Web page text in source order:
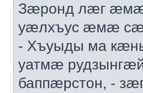
Зæронд лæг æмæ
уæлхъус æмæ
- Хъуыды ма
уатмæ
баппæрстон, -